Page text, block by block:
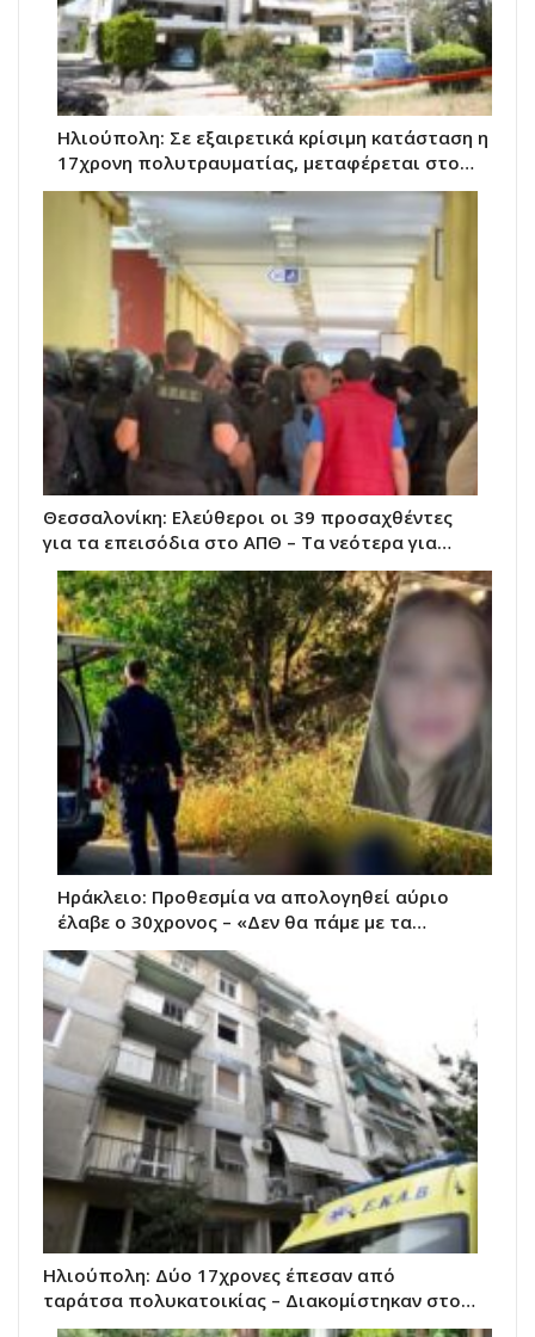
Ηλιούπολη: Σε εξαιρετικά κρίσιμη κατάσταση η
17χρονη πολυτραυματίας, μεταφέρεται στο…
Θεσσαλονίκη: Ελεύθεροι οι 39 προσαχθέντες
για τα επεισόδια στο ΑΠΘ – Τα νεότερα για…
Ηράκλειο: Προθεσμία να απολογηθεί αύριο
έλαβε ο 30χρονος – «Δεν θα πάμε με τα…
Ηλιούπολη: Δύο 17χρονες έπεσαν από
ταράτσα πολυκατοικίας – Διακομίστηκαν στο…